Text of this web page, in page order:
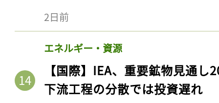
2日前
エネルギー・資源
【国際】IEA、重要鉱物見通
下流工程の分散では投資遅れ
ログイン
会員登録